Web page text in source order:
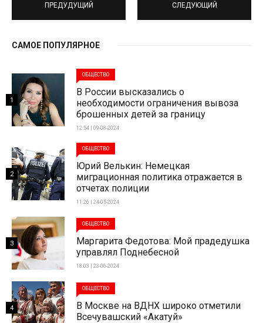
ПРЕДУДУЩИЙ СЛЕДУЮЩИЙ
САМОЕ ПОПУЛЯРНОЕ
ОБЩЕСТВО
В России высказались о
необходимости ограничения вывоза
брошенных детей за границу
12:54 | 09-08-2024
1
ОБЩЕСТВО
Юрий Велькин: Немецкая
миграционная политика отражается в
отчетах полиции
11:26 | 24-05-2024
2
ОБЩЕСТВО
Маргарита Федотова: Мой прадедушка
управлял Поднебесной
18:03 | 23-06-2024
3
ОБЩЕСТВО
В Москве на ВДНХ широко отметили
Всечувашский «Акатуй»
4